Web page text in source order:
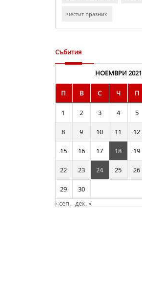
честит празник
Събития
НОЕМВРИ 2021
П В С Ч П
1 2 3 4 5
8 9 10 11 12
15 16 17 18 19
22 23 24 25 26
29
30
« сеп. дек. »